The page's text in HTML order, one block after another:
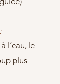
l’eau, le
plus